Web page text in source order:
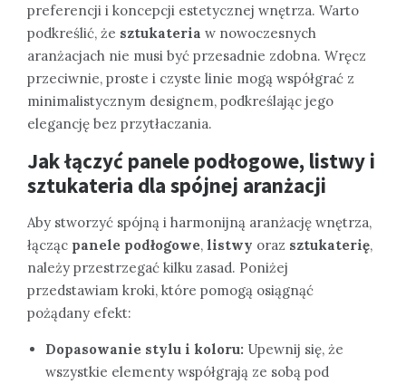
preferencji i koncepcji estetycznej wnętrza. Warto
podkreślić, że sztukateria w nowoczesnych
aranżacjach nie musi być przesadnie zdobna. Wręcz
przeciwnie, proste i czyste linie mogą współgrać z
minimalistycznym designem, podkreślając jego
elegancję bez przytłaczania.
Jak łączyć panele podłogowe, listwy i
sztukateria dla spójnej aranżacji
Aby stworzyć spójną i harmonijną aranżację wnętrza,
łącząc panele podłogowe, listwy oraz sztukaterię,
należy przestrzegać kilku zasad. Poniżej
przedstawiam kroki, które pomogą osiągnąć
pożądany efekt:
Dopasowanie stylu i koloru: Upewnij się, że
wszystkie elementy współgrają ze sobą pod